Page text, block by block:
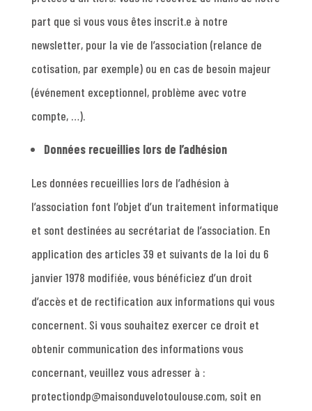
part que si vous vous êtes inscrit.e à notre
newsletter, pour la vie de l’association (relance de
cotisation, par exemple) ou en cas de besoin majeur
(événement exceptionnel, problème avec votre
compte, …).
Données recueillies lors de l’adhésion
Les données recueillies lors de l’adhésion à
l’association font l’objet d’un traitement informatique
et sont destinées au secrétariat de l’association. En
application des articles 39 et suivants de la loi du 6
janvier 1978 modifiée, vous bénéficiez d’un droit
d’accès et de rectification aux informations qui vous
concernent. Si vous souhaitez exercer ce droit et
obtenir communication des informations vous
concernant, veuillez vous adresser à :
protectiondp@maisonduvelotoulouse.com, soit en